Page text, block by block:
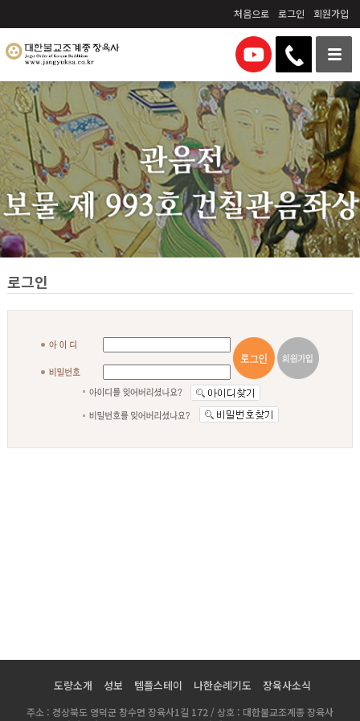
처음으로 로그인 회원가입
로그인
도량소개 성보 템플스테이 나한순례기도 장육사소식
주소 : 경상북도 영덕군 창수면 장육사1길 172 / 상호 : 대한불교조계종 장육사